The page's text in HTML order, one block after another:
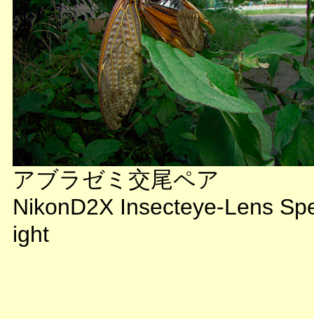
アブラゼミ交尾ペア
NikonD2X Insecteye-Lens
ight